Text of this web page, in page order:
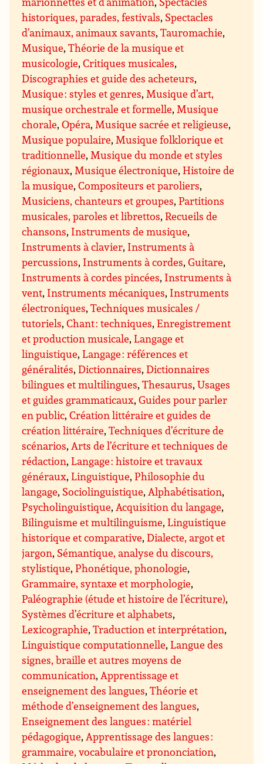
historiques, parades, festivals, Spectacles
d’animaux, animaux savants,Tauromachie,
Musique,Théorie de la musique et
musicologie,Critiques musicales,
Discographies et guide des acheteurs,
Musique : styles et genres,Musique d’art,
musique orchestrale et formelle,Musique
chorale,Opéra,Musique sacrée et religieuse,
Musique populaire,Musique folklorique et
traditionnelle,Musique du monde et styles
régionaux,Musique électronique,Histoire de
la musique,Compositeurs et paroliers,
Musiciens, chanteurs et groupes,Partitions
musicales, paroles et librettos,Recueils de
chansons, Instruments de musique,
Instruments à clavier, Instruments à
percussions, Instruments à cordes,Guitare,
Instruments à cordes pincées, Instruments à
vent, Instruments mécaniques, Instruments
électroniques,Techniques musicales /
tutoriels,Chant : techniques,Enregistrement
et production musicale,Langage et
linguistique,Langage : références et
généralités,Dictionnaires,Dictionnaires
bilingues et multilingues,Thesaurus,Usages
et guides grammaticaux,Guides pour parler
en public,Création littéraire et guides de
création littéraire,Techniques d’écriture de
scénarios,Arts de l’écriture et techniques de
rédaction,Langage : histoire et travaux
généraux,Linguistique,Philosophie du
langage, Sociolinguistique,Alphabétisation,
Psycholinguistique,Acquisition du langage,
Bilinguisme et multilinguisme,Linguistique
historique et comparative,Dialecte, argot et
jargon, Sémantique, analyse du discours,
stylistique,Phonétique, phonologie,
Grammaire, syntaxe et morphologie,
Paléographie (étude et histoire de l’écriture),
Systèmes d’écriture et alphabets,
Lexicographie,Traduction et interprétation,
Linguistique computationnelle,Langue des
signes, braille et autres moyens de
communication,Apprentissage et
enseignement des langues,Théorie et
méthode d’enseignement des langues,
Enseignement des langues : matériel
pédagogique,Apprentissage des langues :
grammaire, vocabulaire et prononciation,